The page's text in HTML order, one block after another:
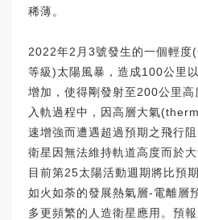
稀薄。
2022年2月3號發生的一個輕度
等級)太陽風暴，造成100公里
增加，使得剛發射至200公里
入軌過程中，因高層大氣
速增強而遭遇超過預期之飛行
衛星因無法維持軌道高度而於
目前第25太陽活動週期將比預
如火如荼的發展熱氣層-電離層
多更頻繁的人造衛星應用。預